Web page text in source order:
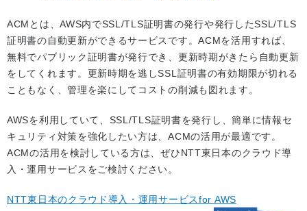
ACMとは、AWS内でSSL/TLS証明書の発行や発行したSSL/TLS
証明書の自動更新ができるサービスです。ACMを活用すれば、
無料でパブリック証明書が発行でき、更新時期がきたら自動更新
をしてくれます。更新時期を逃しSSL証明書の有効期限が切れる
こともなく、管理を楽にしてコストの削減も図れます。
AWSを利用していて、SSL/TLS証明書を発行し、簡単に情報セ
キュリティ対策を強化したい方は、ACMの活用が最適です。
ACMの活用を検討している方は、ぜひNTT東日本のクラウド導
入・運用サービスをご検討ください。
NTT東日本のクラウド導入・運用サービスfor AWS